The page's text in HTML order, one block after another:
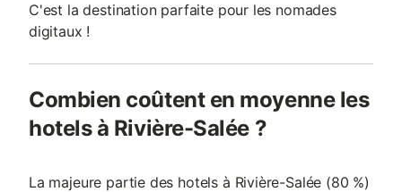
C'est la destination parfaite pour les nomades
digitaux !
Combien coûtent en moyenne les
hotels à Rivière-Salée ?
La majeure partie des hotels à Rivière-Salée (80 %)